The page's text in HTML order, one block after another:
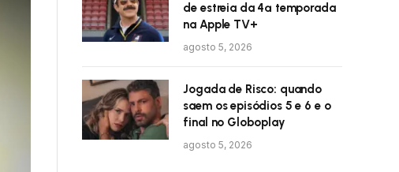
de estreia da 4ª temporada
na Apple TV+
agosto 5, 2026
Jogada de Risco: quando
saem os episódios 5 e 6 e o
final no Globoplay
agosto 5, 2026